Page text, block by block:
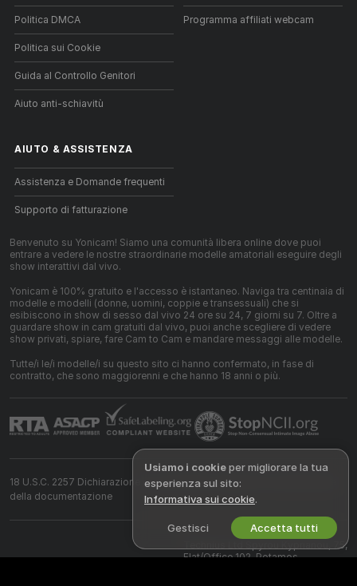
Politica DMCA
Politica sui Cookie
Guida al Controllo Genitori
Aiuto anti-schiavitù
Programma affiliati webcam
AIUTO & ASSISTENZA
Assistenza e Domande frequenti
Supporto di fatturazione
Benvenuto su Yonicam! Siamo una comunità libera online dove puoi
entrare a vedere le nostre straordinarie modelle amatoriali eseguire degli
show interattivi dal vivo.
Yonicam è 100% gratuito e l'accesso è istantaneo. Naviga tra centinaia di
modelle e modelli (donne, uomini, coppie e transessuali) che si
esibiscono in show di sesso dal vivo 24 ore su 24, 7 giorni su 7. Oltre a
guardare show in cam gratuiti dal vivo, puoi anche scegliere di vedere
show privati, spiare, fare Cam to Cam e mandare messaggi alle modelle.
Tutte/i le/i modelle/i su questo sito ci hanno confermato, in fase di
contratto, che sono maggiorenni e che hanno 18 anni o più.
18 U.S.C. 2257 Dichiarazione di conformità ai requisiti di conservazione
della documentazione
Usiamo i cookieper migliorare la tua
esperienza sul sito:
Informativa sui cookie.
Gestisci Accetta tutti